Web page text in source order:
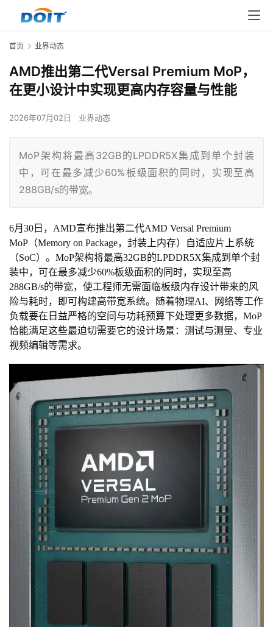
首页 业界动态
AMD推出第二代Versal Premium MoP，
在更小设计中实现更高内存容量与性能
2026年07月02日 业界动态
MoP架构将最高32GB的LPDDR5X集成到单个封装
中，可在最多减少60%板级面积的同时，实现至高
288GB/s的带宽。
6月30日，AMD宣布推出第二代AMD Versal Premium
MoP（Memory on Package，封装上内存）自适应片上系统
（SoC）。MoP架构将最高32GB的LPDDR5X集成到单个封
装中，可在最多减少60%板级面积的同时，实现至高
288GB/s的带宽，使工程师无需面临板级内存设计带来的风
险与耗时，即可构建高带宽系统。随着物理AI、网络等工作
负载要在日益严格的空间与功耗预算下处理更多数据，MoP
恰能满足这些最迫切需要它的设计场景：测试与测量、专业
视频编辑等需求。